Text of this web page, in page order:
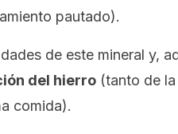
pautado).
de este mineral y,
del hierro (tanto de
comida).